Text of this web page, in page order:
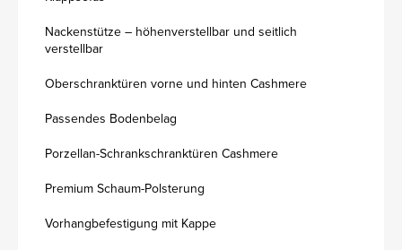
Nackenstütze – höhenverstellbar und seitlich
verstellbar
Oberschranktüren vorne und hinten Cashmere
Passendes Bodenbelag
Porzellan-Schrankschranktüren Cashmere
Premium Schaum-Polsterung
Vorhangbefestigung mit Kappe